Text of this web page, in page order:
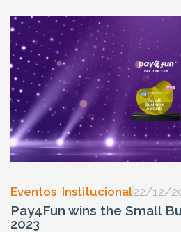
Eventos Institucional22/12/
Pay4Fun wins the Small
2023